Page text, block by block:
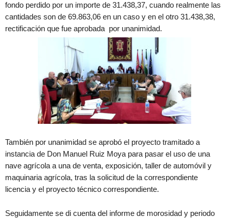
fondo perdido por un importe de 31.438,37, cuando realmente las
cantidades son de 69.863,06 en un caso y en el otro 31.438,38,
rectificación que fue aprobada por unanimidad.
También por unanimidad se aprobó el proyecto tramitado a
instancia de Don Manuel Ruiz Moya para pasar el uso de una
nave agrícola a una de venta, exposición, taller de automóvil y
maquinaria agrícola, tras la solicitud de la correspondiente
licencia y el proyecto técnico correspondiente.
Seguidamente se di cuenta del informe de morosidad y periodo